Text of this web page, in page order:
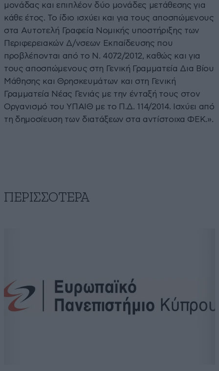
μονάδας και επιπλέον δύο μονάδες μετάθεσης για
κάθε έτος. Το ίδιο ισχύει και για τους αποσπώμενους
στα Αυτοτελή Γραφεία Νομικής υποστήριξης των
Περιφερειακών Δ/νσεων Εκπαίδευσης που
προβλέπονται από το Ν. 4072/2012, καθώς και για
τους αποσπώμενους στη Γενική Γραμματεία Δια Βίου
Μάθησης και Θρησκευμάτων και στη Γενική
Γραμματεία Νέας Γενιάς με την ένταξή τους στον
Οργανισμό του ΥΠΑΙΘ με το Π.Δ. 114/2014. Ισχύει από
τη δημοσίευση των διατάξεων στα αντίστοιχα ΦΕΚ.».
ΠΕΡΙΣΣΟΤΕΡΑ